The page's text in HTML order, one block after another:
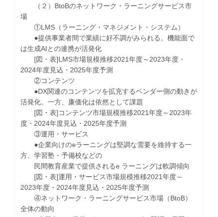
（２）BtoBのネットワーク・ラーニングサービス市
場
①LMS（ラーニング・マネジメント・システム）
●提供事業者間で業績に好不調がみられる。機能面で
は生成AIとの連携が活発化
[図・表]LMS市場規模推移2021年度～2023年度・
2024年度見込・2025年度予測
②コンテンツ
●DX関連のコンテンツを拡充するベンダー側の動きが
活発化。一方、廉価化は依然として課題
[図・表]コンテンツ市場規模推移2021年度～2023年
度・2024年度見込・2025年度予測
③運用・サービス
●企業向けのeラーニングは堅調な需要を維持する一
方、学習塾・予備校などの
民間教育産業で提供されるe ラーニングは軟調傾向
[図・表]運用・サービス市場規模推移2021年度～
2023年度・2024年度見込・2025年度予測
④ネットワーク・ラーニングサービス市場（BtoB）
全体の動向